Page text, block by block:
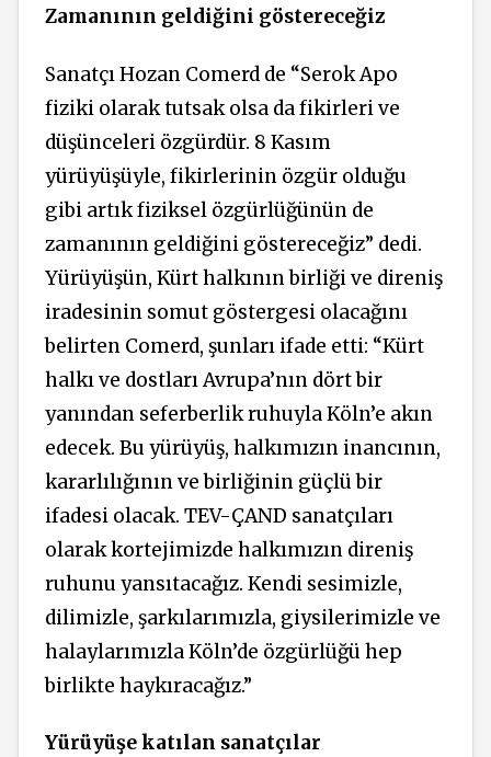
Zamanının geldiğini göstereceğiz
Sanatçı Hozan Comerd de “Serok Apo
fiziki olarak tutsak olsa da fikirleri ve
düşünceleri özgürdür. 8 Kasım
yürüyüşüyle, fikirlerinin özgür olduğu
gibi artık fiziksel özgürlüğünün de
zamanının geldiğini göstereceğiz” dedi.
Yürüyüşün, Kürt halkının birliği ve direniş
iradesinin somut göstergesi olacağını
belirten Comerd, şunları ifade etti: “Kürt
halkı ve dostları Avrupa’nın dört bir
yanından seferberlik ruhuyla Köln’e akın
edecek. Bu yürüyüş, halkımızın inancının,
kararlılığının ve birliğinin güçlü bir
ifadesi olacak. TEV-ÇAND sanatçıları
olarak kortejimizde halkımızın direniş
ruhunu yansıtacağız. Kendi sesimizle,
dilimizle, şarkılarımızla, giysilerimizle ve
halaylarımızla Köln’de özgürlüğü hep
birlikte haykıracağız.”
Yürüyüşe katılan sanatçılar